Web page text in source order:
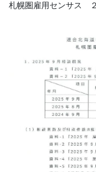
札幌圏雇用センサス